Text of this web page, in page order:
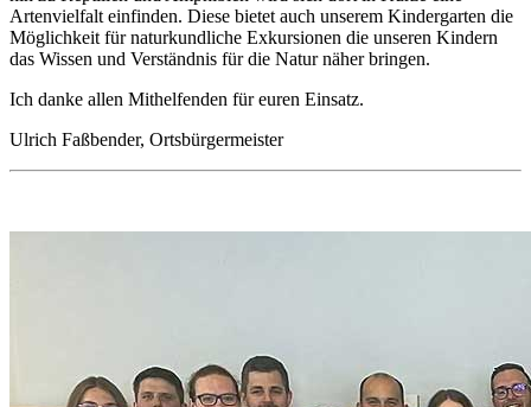
Artenvielfalt einfinden. Diese bietet auch unserem Kindergarten die
Möglichkeit für naturkundliche Exkursionen die unseren Kindern
das Wissen und Verständnis für die Natur näher bringen.
Ich danke allen Mithelfenden für euren Einsatz.
Ulrich Faßbender, Ortsbürgermeister